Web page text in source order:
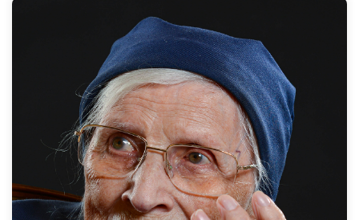
Wir waren ja irgendwie zerrissen. Durch die Flucht
konnten wir überhaupt nicht planen. Doch dann kam
ich 1947 in Küllstedt zur Krankenpflege. Dort habe ich
auch die Schwestern kennengelernt. Und ich muss